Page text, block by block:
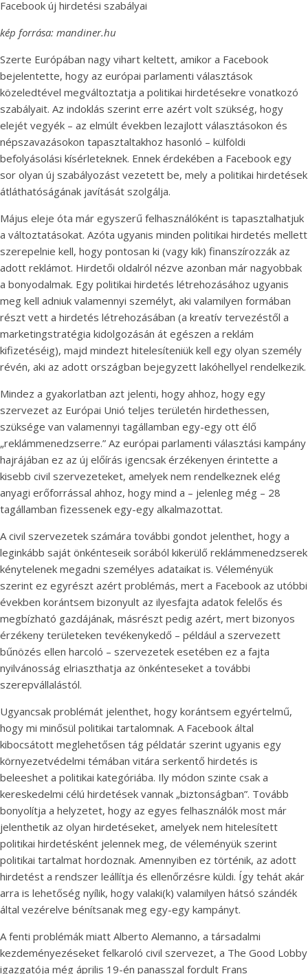
kép forrása: mandiner.hu
Szerte Európában nagy vihart keltett, amikor a Facebook
bejelentette, hogy az európai parlamenti választások
közeledtével megváltoztatja a politikai hirdetésekre vonatkozó
szabályait. Az indoklás szerint erre azért volt szükség, hogy
elejét vegyék – az elmúlt években lezajlott választásokon és
népszavazásokon tapasztaltakhoz hasonló – külföldi
befolyásolási kísérleteknek. Ennek érdekében a Facebook egy
sor olyan új szabályozást vezetett be, mely a politikai hirdetések
átláthatóságának javítását szolgálja.
Május eleje óta már egyszerű felhasználóként is tapasztalhatjuk
a változtatásokat. Azóta ugyanis minden politikai hirdetés mellett
szerepelnie kell, hogy pontosan ki (vagy kik) finanszírozzák az
adott reklámot. Hirdetői oldalról nézve azonban már nagyobbak
a bonyodalmak. Egy politikai hirdetés létrehozásához ugyanis
meg kell adniuk valamennyi személyt, aki valamilyen formában
részt vett a hirdetés létrehozásában (a kreatív tervezéstől a
marketingstratégia kidolgozásán át egészen a reklám
kifizetéséig), majd mindezt hitelesíteniük kell egy olyan személy
révén, aki az adott országban bejegyzett lakóhellyel rendelkezik.
Mindez a gyakorlatban azt jelenti, hogy ahhoz, hogy egy
szervezet az Európai Unió teljes területén hirdethessen,
szüksége van valamennyi tagállamban egy-egy ott élő
„reklámmenedzserre.” Az európai parlamenti választási kampány
hajrájában ez az új előírás igencsak érzékenyen érintette a
kisebb civil szervezeteket, amelyek nem rendelkeznek elég
anyagi erőforrással ahhoz, hogy mind a – jelenleg még – 28
tagállamban fizessenek egy-egy alkalmazottat.
A civil szervezetek számára további gondot jelenthet, hogy a
leginkább saját önkénteseik sorából kikerülő reklámmenedzserek
kénytelenek megadni személyes adataikat is. Véleményük
szerint ez egyrészt azért problémás, mert a Facebook az utóbbi
években korántsem bizonyult az ilyesfajta adatok felelős és
megbízható gazdájának, másrészt pedig azért, mert bizonyos
érzékeny területeken tevékenykedő – például a szervezett
bűnözés ellen harcoló – szervezetek esetében ez a fajta
nyilvánosság elriaszthatja az önkénteseket a további
szerepvállalástól.
Ugyancsak problémát jelenthet, hogy korántsem egyértelmű,
hogy mi minősül politikai tartalomnak. A Facebook által
kibocsátott meglehetősen tág példatár szerint ugyanis egy
környezetvédelmi témában vitára serkentő hirdetés is
beleeshet a politikai kategóriába. Ily módon szinte csak a
kereskedelmi célú hirdetések vannak „biztonságban”. Tovább
bonyolítja a helyzetet, hogy az egyes felhasználók most már
jelenthetik az olyan hirdetéseket, amelyek nem hitelesített
politikai hirdetésként jelennek meg, de véleményük szerint
politikai tartalmat hordoznak. Amennyiben ez történik, az adott
hirdetést a rendszer leállítja és ellenőrzésre küldi. Így tehát akár
arra is lehetőség nyílik, hogy valaki(k) valamilyen hátsó szándék
által vezérelve bénítsanak meg egy-egy kampányt.
A fenti problémák miatt Alberto Alemanno, a társadalmi
kezdeményezéseket felkaroló civil szervezet, a The Good Lobby
igazgatója még április 19-én panasszal fordult Frans